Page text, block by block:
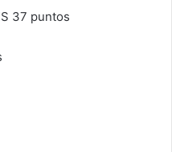
37 puntos